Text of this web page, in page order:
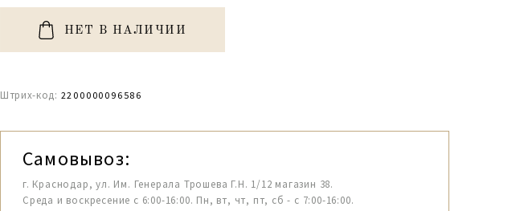
НЕТ В НАЛИЧИИ
Штрих-код: 2200000096586
Самовывоз:
г. Краснодар, ул. Им. Генерала Трошева Г.Н. 1/12 магазин 38.
Среда и воскресение с 6:00-16:00. Пн, вт, чт, пт, сб - с 7:00-16:00.